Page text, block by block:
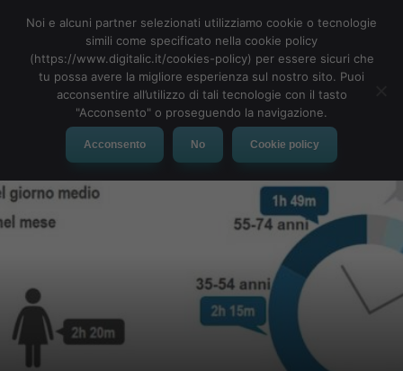
MENU
Noi e alcuni partner selezionati utilizziamo cookie o tecnologie
simili come specificato nella cookie policy
(https://www.digitalic.it/cookies-policy) per essere sicuri che
tu possa avere la migliore esperienza sul nostro sito. Puoi
acconsentire all’utilizzo di tali tecnologie con il tasto
"Acconsento" o proseguendo la navigazione.
Acconsento No Cookie policy